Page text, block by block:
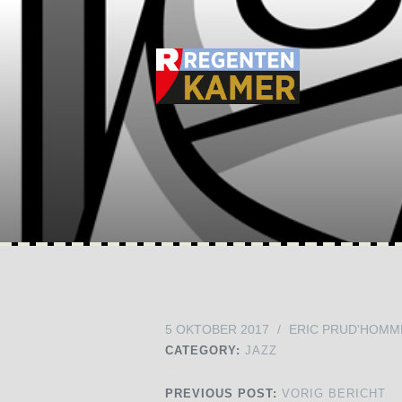
5 OKTOBER 2017 / ERIC
CATEGORY: JAZZ
PREVIOUS POST: VORIG BERICHT